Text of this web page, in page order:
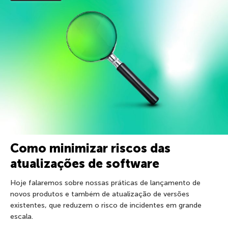
Como minimizar riscos das
atualizações de software
Hoje falaremos sobre nossas práticas de lançamento de
novos produtos e também de atualização de versões
existentes, que reduzem o risco de incidentes em grande
escala.